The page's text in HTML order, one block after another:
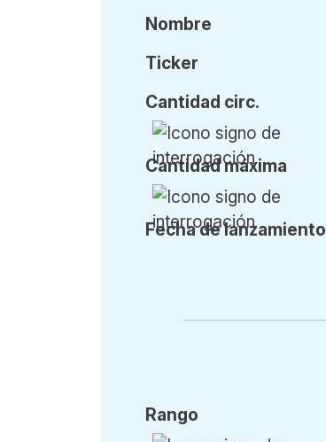
Nombre
Ticker
Cantidad circ.
Cantidadmáxima
Fecha de lanzamiento
Rango